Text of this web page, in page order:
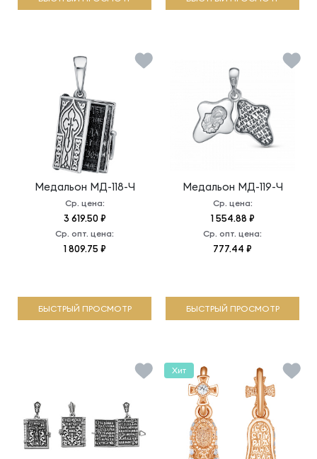
Медальон МД-118-Ч
Ср. цена:
3 619.50 ₽
Ср. опт. цена:
1 809.75 ₽
БЫСТРЫЙ ПРОСМОТР
Медальон МД-119-Ч
Ср. цена:
1 554.88 ₽
Ср. опт. цена:
777.44 ₽
БЫСТРЫЙ ПРОСМОТР
Хит